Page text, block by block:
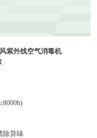
紫外线空气消毒机
8000h)
除异味